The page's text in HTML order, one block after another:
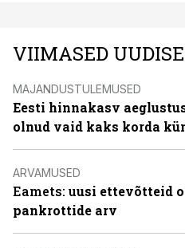
VIIMASED
MAJANDUSTULEMUSED
Eesti hinnakasv
olnud vaid kaks korda
ARVAMUSED
Eamets: uusi ettevõtteid
pankrottide arv